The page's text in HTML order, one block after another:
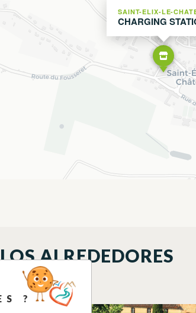
SAINT-ELIX-LE-
CHARGING
ALREDEDORES
?